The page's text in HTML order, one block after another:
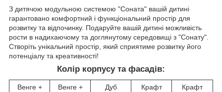
З дитячою модульною системою "Соната" вашій дитині
гарантовано комфортний і функціональний простір для
розвитку та відпочинку. Подаруйте вашій дитині можливість
рости в надихаючому та доглянутому середовищі з "Сонату".
Створіть унікальний простір, який сприятиме розвитку його
потенціалу та креативності!
Колір корпусу та фасадів:
Венге +
Венге +
Дуб
Крафт
Крафт